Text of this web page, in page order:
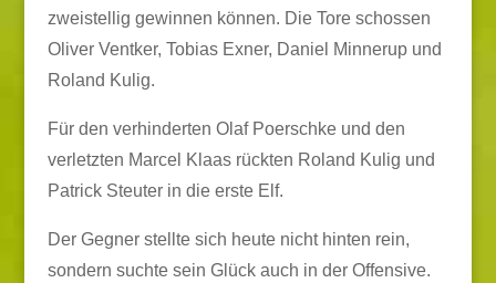
zweistellig gewinnen können. Die Tore schossen
Oliver Ventker, Tobias Exner, Daniel Minnerup und
Roland Kulig.
Für den verhinderten Olaf Poerschke und den
verletzten Marcel Klaas rückten Roland Kulig und
Patrick Steuter in die erste Elf.
Der Gegner stellte sich heute nicht hinten rein,
sondern suchte sein Glück auch in der Offensive.